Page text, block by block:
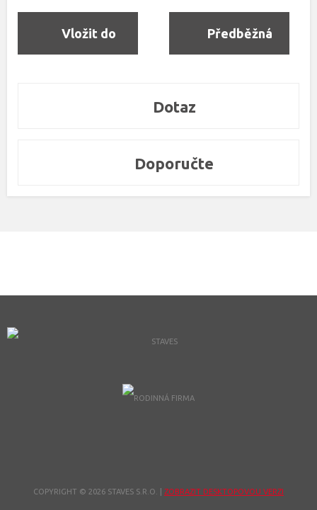
Vložit do Předběžná
Dotaz
Doporučte
COPYRIGHT © 2026 STAVES S.R.O. ZOBRAZIT DESKTOPOVOU VERZI